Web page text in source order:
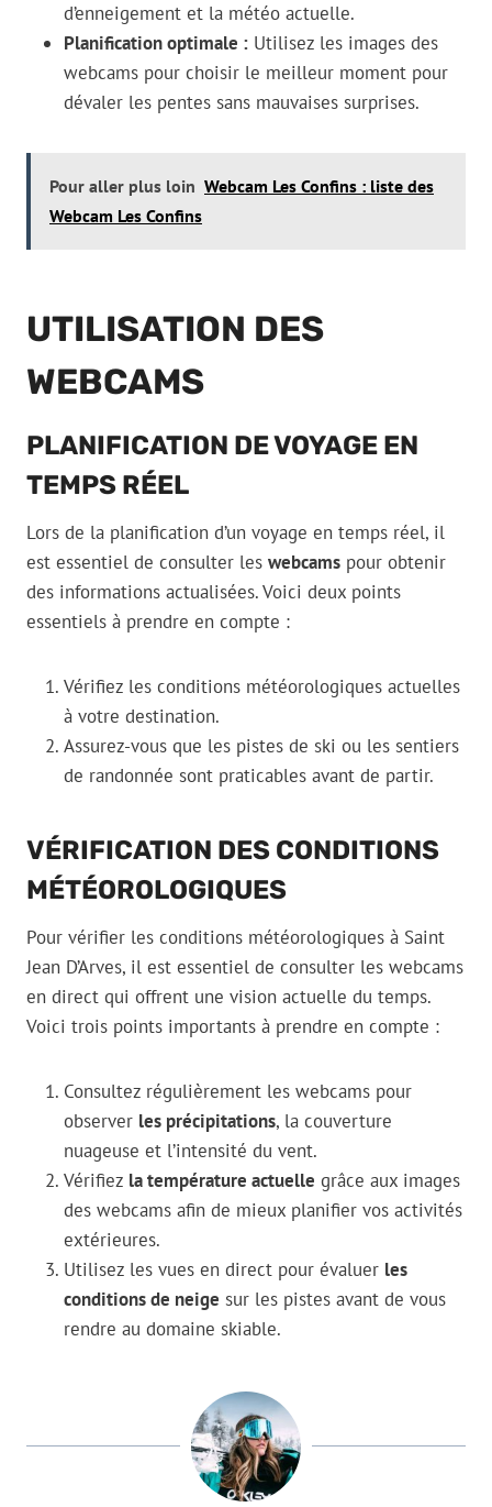
d’enneigement et la météo actuelle.
Planification optimale : Utilisez les images des
webcams pour choisir le meilleur moment pour
dévaler les pentes sans mauvaises surprises.
Pour aller plus loin Webcam Les Confins : liste des
Webcam Les Confins
UTILISATION DES
WEBCAMS
PLANIFICATION DE VOYAGE EN
TEMPS RÉEL
Lors de la planification d’un voyage en temps réel, il
est essentiel de consulter les webcams pour obtenir
des informations actualisées. Voici deux points
essentiels à prendre en compte :
Vérifiez les conditions météorologiques actuelles
à votre destination.
Assurez-vous que les pistes de ski ou les sentiers
de randonnée sont praticables avant de partir.
VÉRIFICATION DES CONDITIONS
MÉTÉOROLOGIQUES
Pour vérifier les conditions météorologiques à Saint
Jean D’Arves, il est essentiel de consulter les webcams
en direct qui offrent une vision actuelle du temps.
Voici trois points importants à prendre en compte :
Consultez régulièrement les webcams pour
observer les précipitations, la couverture
nuageuse et l’intensité du vent.
Vérifiez la température actuelle grâce aux images
des webcams afin de mieux planifier vos activités
extérieures.
Utilisez les vues en direct pour évaluer les
conditions de neige sur les pistes avant de vous
rendre au domaine skiable.